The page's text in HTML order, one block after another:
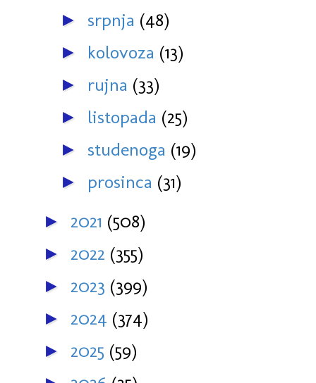
► srpnja (48)
► kolovoza (13)
► rujna (33)
► listopada (25)
► studenoga (19)
► prosinca (31)
► 2021 (508)
► 2022 (355)
► 2023 (399)
► 2024 (374)
► 2025 (59)